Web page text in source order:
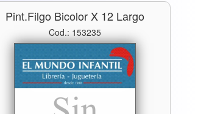
Pint.filgo Bicolor X 12 Largo
Cod.: 153235